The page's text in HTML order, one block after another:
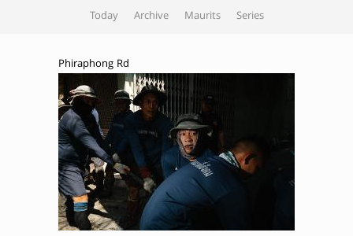
Today Archive Maurits Series
Phiraphong Rd